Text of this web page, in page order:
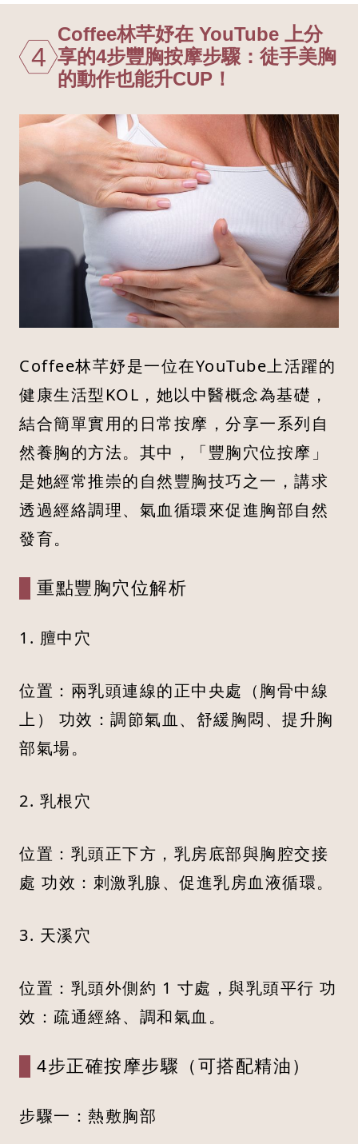
4
Coffee林芊妤在 YouTube 上分
享的4步豐胸按摩步驟：徒手美胸
的動作也能升CUP！
Coffee林芊妤是一位在YouTube上活躍的
健康生活型KOL，她以中醫概念為基礎，
結合簡單實用的日常按摩，分享一系列自
然養胸的方法。其中，「豐胸穴位按摩」
是她經常推崇的自然豐胸技巧之一，講求
透過經絡調理、氣血循環來促進胸部自然
發育。
重點豐胸穴位解析
1. 膻中穴
位置：兩乳頭連線的正中央處（胸骨中線
上） 功效：調節氣血、舒緩胸悶、提升胸
部氣場。
2. 乳根穴
位置：乳頭正下方，乳房底部與胸腔交接
處 功效：刺激乳腺、促進乳房血液循環。
3. 天溪穴
位置：乳頭外側約 1 寸處，與乳頭平行 功
效：疏通經絡、調和氣血。
4步正確按摩步驟（可搭配精油）
步驟一：熱敷胸部